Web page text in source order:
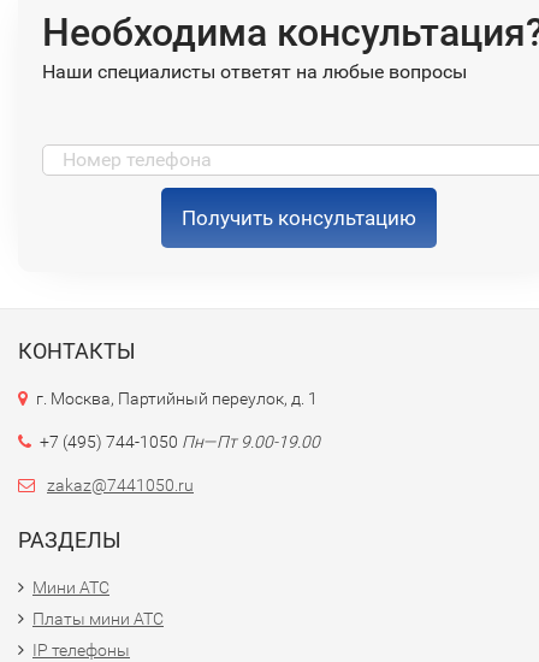
Необходима
Наши специалисты ответят на любые вопросы
Получить консультацию
КОНТАКТЫ
г. Москва, Партийный переулок, д. 1
+7 (495) 744-1050 Пн—Пт 9.00-19.00
zakaz@7441050.ru
РАЗДЕЛЫ
Мини АТС
Платы мини АТС
IP телефоны